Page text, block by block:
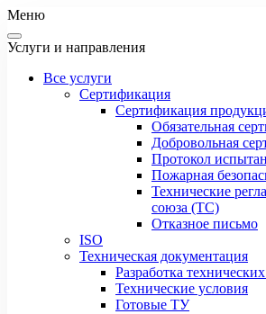
Меню
Услуги и направления
Все услуги
Сертификация
Сертификация
Обязательная
Добровольная
Протокол
Пожарная
Технические
союза (ТС)
Отказное письмо
ISO
Техническая документация
Разработка
Технические условия
Готовые ТУ